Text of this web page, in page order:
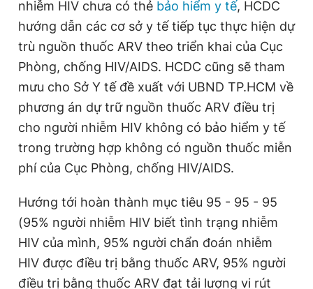
nhiễm HIV chưa có thẻ bảo hiểm y tế, HCDC
hướng dẫn các cơ sở y tế tiếp tục thực hiện dự
trù nguồn thuốc ARV theo triển khai của Cục
Phòng, chống HIV/AIDS. HCDC cũng sẽ tham
mưu cho Sở Y tế đề xuất với UBND TP.HCM về
phương án dự trữ nguồn thuốc ARV điều trị
cho người nhiễm HIV không có bảo hiểm y tế
trong trường hợp không có nguồn thuốc miễn
phí của Cục Phòng, chống HIV/AIDS.
Hướng tới hoàn thành mục tiêu 95 - 95 - 95
(95% người nhiễm HIV biết tình trạng nhiễm
HIV của mình, 95% người chẩn đoán nhiễm
HIV được điều trị bằng thuốc ARV, 95% người
điều trị bằng thuốc ARV đạt tải lượng vi rút